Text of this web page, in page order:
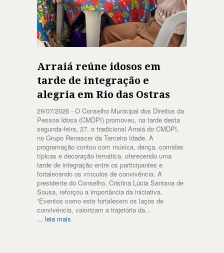
Arraiá reúne idosos em
tarde de integração e
alegria em Rio das Ostras
29/07/2026 - O Conselho Municipal dos Direitos da
Pessoa Idosa (CMDPI) promoveu, na tarde desta
segunda-feira, 27, o tradicional Arraiá do CMDPI,
no Grupo Renascer da Terceira Idade. A
programação contou com música, dança, comidas
típicas e decoração temática, oferecendo uma
tarde de integração entre os participantes e
fortalecendo os vínculos de convivência. A
presidente do Conselho, Cristina Lúcia Santana de
Sousa, reforçou a importância da iniciativa.
“Eventos como este fortalecem os laços de
convivência, valorizam a trajetória da...
... leia mais